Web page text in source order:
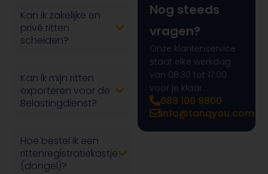
Kan ik zakelijke en
privé ritten
scheiden?
Kan ik mijn ritten
exporteren voor de
Belastingdienst?
Hoe bestel ik een
rittenregistratiekastje
(dongel)?
Nog steeds
vragen?
Onze klantenservice
staat elke werkdag
van 08:30 tot 17:00
voor je klaar.
088 100 9800
info@tanqyou.com